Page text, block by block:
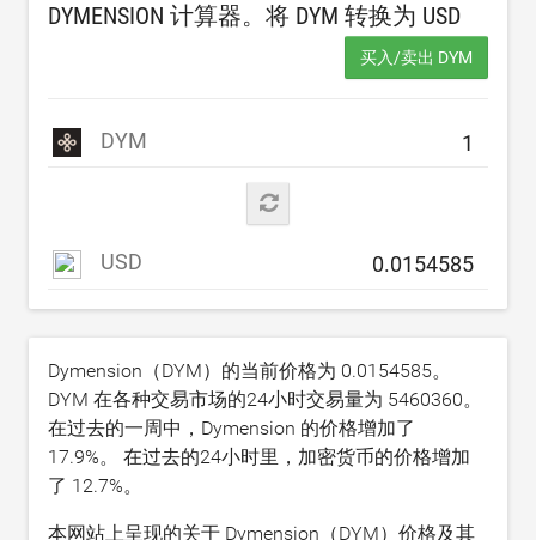
DYMENSION 计算器。将 DYM 转换为 USD
买入/卖出 DYM
DYM
USD
Dymension（DYM）的当前价格为 0.0154585。
DYM 在各种交易市场的24小时交易量为 5460360。
在过去的一周中，Dymension 的价格增加了
17.9%。 在过去的24小时里，加密货币的价格增加
了 12.7%。
本网站上呈现的关于 Dymension（DYM）价格及其